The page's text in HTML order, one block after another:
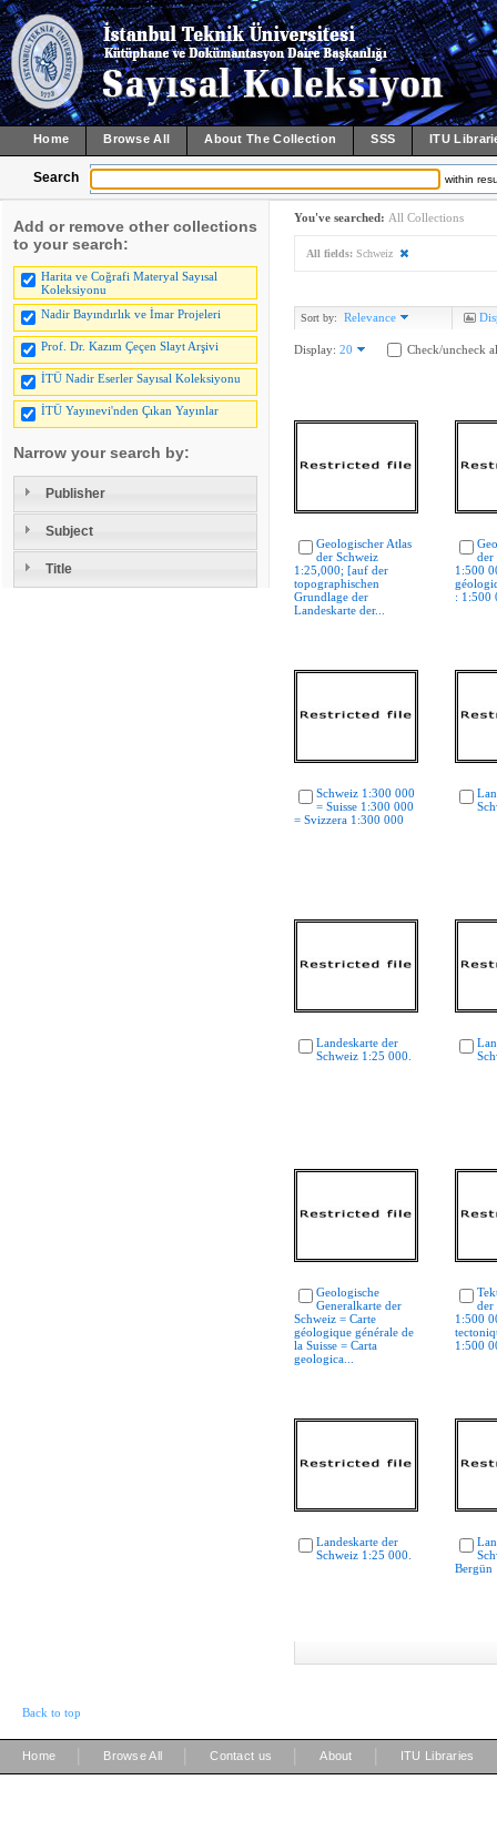
Home Browse All About The Collection SSS ITU
Search within
Add or remove other collections
to your search:
Harita ve Coğrafi Materyal Sayısal
Koleksiyonu
Nadir Bayındırlık ve İmar Projeleri
Prof. Dr. Kazım Çeçen Slayt Arşivi
İTÜ Nadir Eserler Sayısal Koleksiyonu
İTÜ Yayınevi'nden Çıkan Yayınlar
Narrow your search by:
Publisher
Subject
Title
You've searched: All Collections
All fields: Schweiz
Sort by: Relevance
Display: 20 Check/uncheck
Geologischer Atlas
der Schweiz
1:25,000; [auf der
topographischen
Grundlage der
Landeskarte der...
der
1:500
: 1:500
Schweiz 1:300 000
= Suisse 1:300 000
= Svizzera 1:300 000
Landeskarte der
Schweiz 1:25 000.
Geologische
Generalkarte der
Schweiz = Carte
géologique générale de
la Suisse = Carta
geologica...
der
1:500
1:500
Landeskarte der
Schweiz 1:25 000.
Bergün
Back to top
Home Browse All Contact us About ITU Libraries